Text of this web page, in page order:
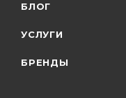
БЛОГ
УСЛУГИ
БРЕНДЫ